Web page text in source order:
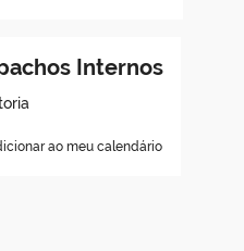
Internos
ao meu calendário